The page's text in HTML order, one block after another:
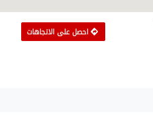
احصل على الاتجاهات